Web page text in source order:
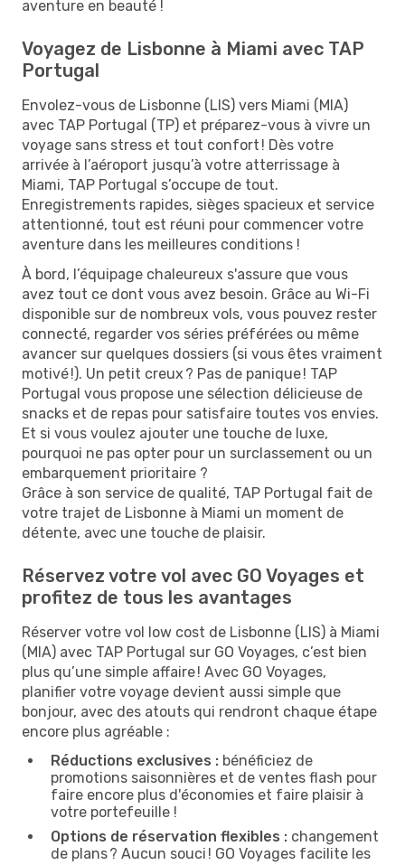
aventure en beauté !
Voyagez de Lisbonne à Miami avec TAP
Portugal
Envolez-vous de Lisbonne (LIS) vers Miami (MIA)
avec TAP Portugal (TP) et préparez-vous à vivre un
voyage sans stress et tout confort ! Dès votre
arrivée à l’aéroport jusqu’à votre atterrissage à
Miami, TAP Portugal s’occupe de tout.
Enregistrements rapides, sièges spacieux et service
attentionné, tout est réuni pour commencer votre
aventure dans les meilleures conditions !
À bord, l’équipage chaleureux s'assure que vous
avez tout ce dont vous avez besoin. Grâce au Wi-Fi
disponible sur de nombreux vols, vous pouvez rester
connecté, regarder vos séries préférées ou même
avancer sur quelques dossiers (si vous êtes vraiment
motivé !). Un petit creux ? Pas de panique ! TAP
Portugal vous propose une sélection délicieuse de
snacks et de repas pour satisfaire toutes vos envies.
Et si vous voulez ajouter une touche de luxe,
pourquoi ne pas opter pour un surclassement ou un
embarquement prioritaire ?
Grâce à son service de qualité, TAP Portugal fait de
votre trajet de Lisbonne à Miami un moment de
détente, avec une touche de plaisir.
Réservez votre vol avec GO Voyages et
profitez de tous les avantages
Réserver votre vol low cost de Lisbonne (LIS) à Miami
(MIA) avec TAP Portugal sur GO Voyages, c’est bien
plus qu’une simple affaire ! Avec GO Voyages,
planifier votre voyage devient aussi simple que
bonjour, avec des atouts qui rendront chaque étape
encore plus agréable :
Réductions exclusives : bénéficiez de
promotions saisonnières et de ventes flash pour
faire encore plus d'économies et faire plaisir à
votre portefeuille !
Options de réservation flexibles : changement
de plans ? Aucun souci ! GO Voyages facilite les